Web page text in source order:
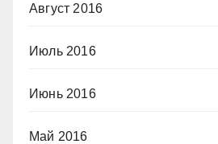
Август 2016
Июль 2016
Июнь 2016
Май 2016